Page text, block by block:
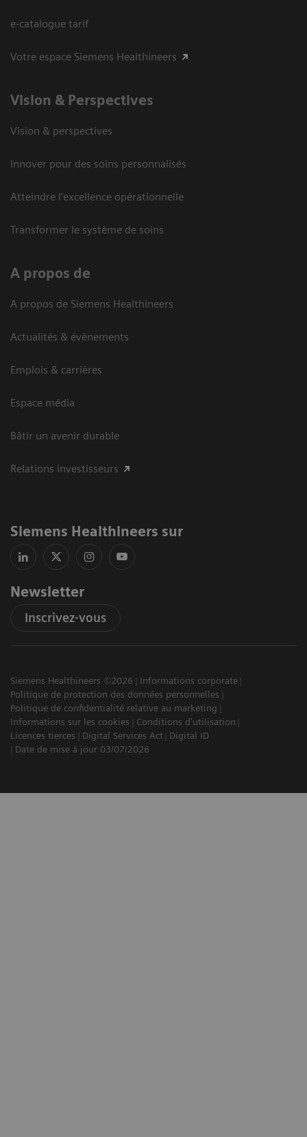
e-catalogue tarif
Votre espace Siemens Healthineers
Vision ​& Perspectives
Vision & perspectives
Innover pour des soins personnalisés
Atteindre l’excellence opérationnelle
Transformer le système de soins
A propos de
A propos de Siemens Healthineers
Actualités & évènements
Emplois & carrières
Espace média
Bâtir un avenir durable
Relations investisseurs
Siemens Healthineers sur
Newsletter
Inscrivez-vous
Siemens Healthineers ©2026
Informations corporate
Politique de protection des données personnelles
Politique de confidentialité relative au marketing
Informations sur les cookies
Conditions d'utilisation
Licences tierces
Digital Services Act
Digital ID
Date de mise à jour 03/07/2026